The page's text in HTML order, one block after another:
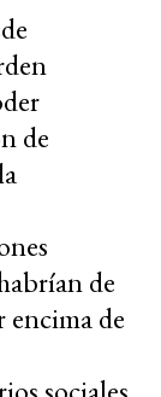
de
de
encima de